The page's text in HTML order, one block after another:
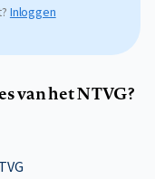
Inloggen
van het NTVG?